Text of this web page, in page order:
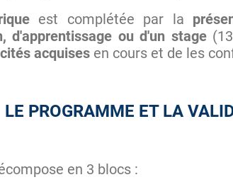
est complétée par la
d'apprentissage ou d'un stage
acquises en cours et de les
LE PROGRAMME ET LA
en 3 blocs :